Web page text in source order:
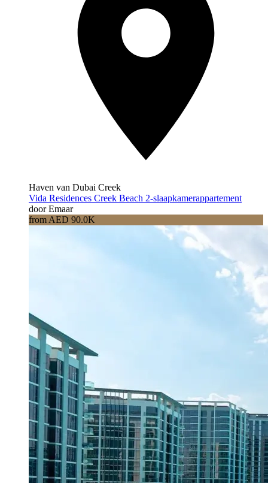
Haven van Dubai Creek
Vida Residences Creek Beach 2-slaapkamerappartement
door Emaar
from AED 90.0K